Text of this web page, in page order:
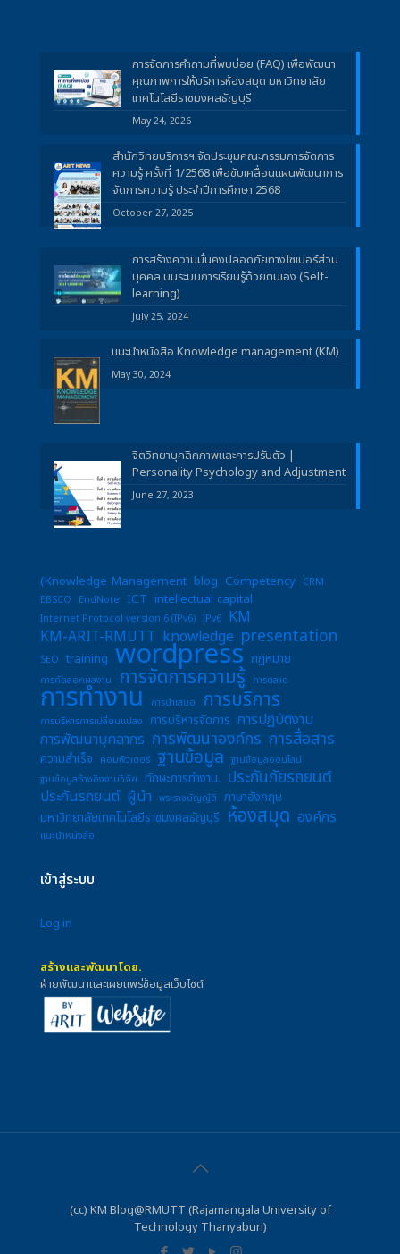
การจัดการคำถามที่พบบ่อย (FAQ) เพื่อพัฒนา
คุณภาพการให้บริการห้องสมุด มหาวิทยาลัย
เทคโนโลยีราชมงคลธัญบุรี
May 24, 2026
สำนักวิทยบริการฯ จัดประชุมคณะกรรมการจัดการ
ความรู้ ครั้งที่ 1/2568 เพื่อขับเคลื่อนแผนพัฒนาการ
จัดการความรู้ ประจำปีการศึกษา 2568
October 27, 2025
การสร้างความมั่นคงปลอดภัยทางไซเบอร์ส่วน
บุคคล บนระบบการเรียนรู้ด้วยตนเอง (Self-
learning)
July 25, 2024
แนะนำหนังสือ Knowledge management (KM)
May 30, 2024
จิตวิทยาบุคลิกภาพและการปรับตัว |
Personality Psychology and Adjustment
June 27, 2023
(Knowledge Management blog Competency CRM
EBSCO
EndNote ICT intellectual capital
Internet Protocol version 6 (IPv6) IPv6 KM
KM-ARIT-RMUTT knowledge presentation
SEO training wordpress กฎหมาย
การคัดลอกผลงาน การจัดการความรู้ การตลาด
การทำงาน การนำเสนอ การบริการ
การบริหารการเปลี่ยนแปลง การบริหารจัดการ การปฏิบัติงาน
การพัฒนาบุคลากร การพัฒนาองค์กร การสื่อสาร
ความสำเร็จ คอมพิวเตอร์ ฐานข้อมูล ฐานข้อมูลออนไลน์
ฐานข้อมูลอ้างอิงงานวิจัย
ทักษะการทำงาน. ประกันภัยรถยนต์
ประกันรถยนต์ ผู้นำ พระราชบัญญัติ ภาษาอังกฤษ
มหาวิทยาลัยเทคโนโลยีราชมงคลธัญบุรี ห้องสมุด องค์กร
แนะนำหนังสือ
เข้าสู่ระบบ
Log in
สร้างและพัฒนาโดย.
ฝ่ายพัฒนาและเผยแพร่ข้อมูลเว็บไซต์
(cc) KM Blog@RMUTT (Rajamangala University of
Technology Thanyaburi)